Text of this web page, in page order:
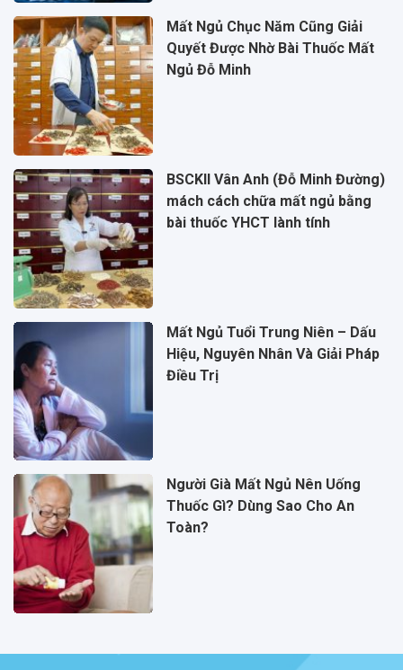
Mất Ngủ Chục Năm Cũng Giải
Quyết Được Nhờ Bài Thuốc Mất
Ngủ Đỗ Minh
BSCKII Vân Anh (Đỗ Minh Đường)
mách cách chữa mất ngủ bằng
bài thuốc YHCT lành tính
Mất Ngủ Tuổi Trung Niên – Dấu
Hiệu, Nguyên Nhân Và Giải Pháp
Điều Trị
Người Già Mất Ngủ Nên Uống
Thuốc Gì? Dùng Sao Cho An
Toàn?